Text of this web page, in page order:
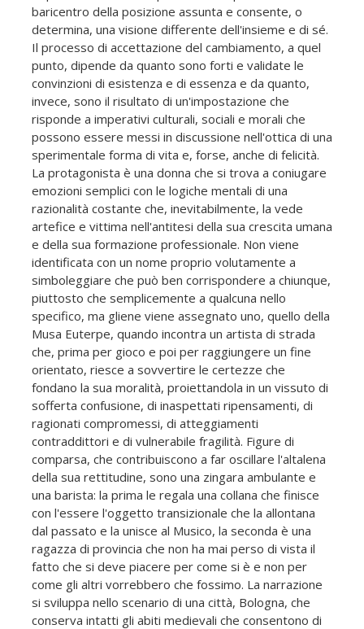
baricentro della posizione assunta e consente, o
determina, una visione differente dell'insieme e di sé.
Il processo di accettazione del cambiamento, a quel
punto, dipende da quanto sono forti e validate le
convinzioni di esistenza e di essenza e da quanto,
invece, sono il risultato di un'impostazione che
risponde a imperativi culturali, sociali e morali che
possono essere messi in discussione nell'ottica di una
sperimentale forma di vita e, forse, anche di felicità.
La protagonista è una donna che si trova a coniugare
emozioni semplici con le logiche mentali di una
razionalità costante che, inevitabilmente, la vede
artefice e vittima nell'antitesi della sua crescita umana
e della sua formazione professionale. Non viene
identificata con un nome proprio volutamente a
simboleggiare che può ben corrispondere a chiunque,
piuttosto che semplicemente a qualcuna nello
specifico, ma gliene viene assegnato uno, quello della
Musa Euterpe, quando incontra un artista di strada
che, prima per gioco e poi per raggiungere un fine
orientato, riesce a sovvertire le certezze che
fondano la sua moralità, proiettandola in un vissuto di
sofferta confusione, di inaspettati ripensamenti, di
ragionati compromessi, di atteggiamenti
contraddittori e di vulnerabile fragilità. Figure di
comparsa, che contribuiscono a far oscillare l'altalena
della sua rettitudine, sono una zingara ambulante e
una barista: la prima le regala una collana che finisce
con l'essere l'oggetto transizionale che la allontana
dal passato e la unisce al Musico, la seconda è una
ragazza di provincia che non ha mai perso di vista il
fatto che si deve piacere per come si è e non per
come gli altri vorrebbero che fossimo. La narrazione
si sviluppa nello scenario di una città, Bologna, che
conserva intatti gli abiti medievali che consentono di